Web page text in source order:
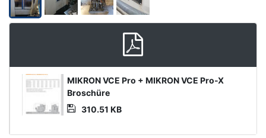
Media
Datei
MIKRON VCE Pro + MIKRON VCE Pro-X
Broschüre
310.51 KB